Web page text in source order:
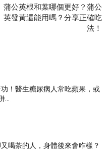
蒲公英根和葉哪個更好？蒲公
英發黃還能用嗎？分享正確吃
法！
！醫生糖尿病人常吃蘋果，或
...
喝茶的人，身體後來會咋樣？